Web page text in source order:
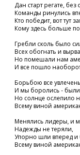
Дан старт регате, без
Команды ринулись
Кто победит, вот тут
Кому здесь больше
Гребли сколь было
Всех обогнать и
Но помешали нам
И все пошло
Борьбою все
И мы боролись -
Но солнце ослепило
Всему виной
Менялись лидеры, и
Надежды не теряли,
Упорно шли вперед
Всему виной